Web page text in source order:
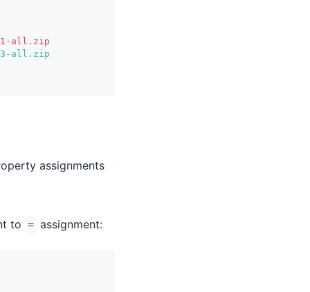
all.zip
all.zip
assignments
to = assignment: